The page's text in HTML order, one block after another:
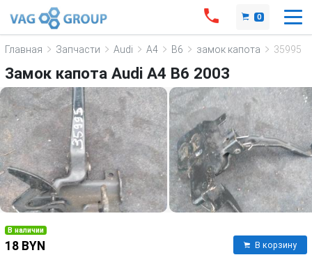
0
Главная Запчасти Audi A4 B6 замок капота 35995
Замок капота Audi A4 B6 2003
В наличии
18 BYN В корзину